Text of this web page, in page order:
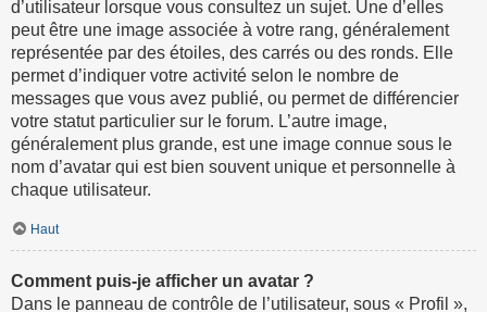
d’utilisateur lorsque vous consultez un sujet. Une d’elles
peut être une image associée à votre rang, généralement
représentée par des étoiles, des carrés ou des ronds. Elle
permet d’indiquer votre activité selon le nombre de
messages que vous avez publié, ou permet de différencier
votre statut particulier sur le forum. L’autre image,
généralement plus grande, est une image connue sous le
nom d’avatar qui est bien souvent unique et personnelle à
chaque utilisateur.
Haut
Comment puis-je afficher un avatar ?
Dans le panneau de contrôle de l’utilisateur, sous « Profil »,